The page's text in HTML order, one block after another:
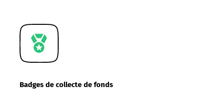
Badges de collecte de fonds